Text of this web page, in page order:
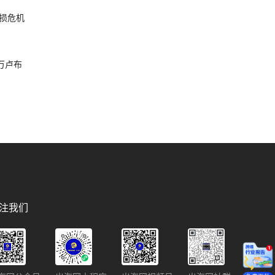
危机
卢布
我们